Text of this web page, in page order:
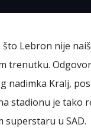
Lebron nije
trenutku.
nadimka Kralj,
stadionu je tako
superstaru u SAD.